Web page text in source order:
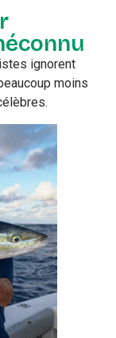
ignorent
moins